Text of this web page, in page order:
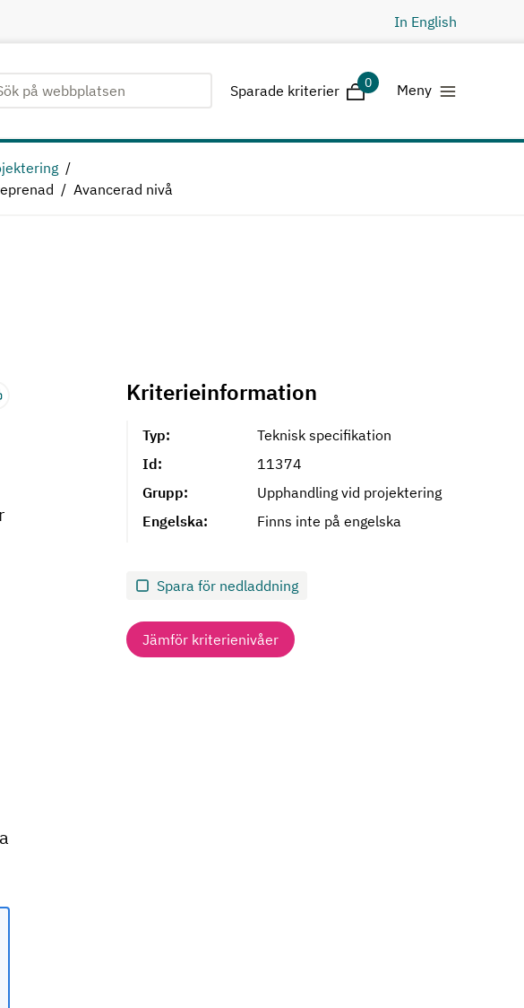
In English
på webbplatsen
sökning Sparade kriterier
Sparade kriterier 0 Meny
Avancerad nivå
Kriterieinformation
Typ:
Teknisk specifikation
Id:
11374
Grupp:
Upphandling vid projektering
Engelska:
Finns inte på engelska
Spara för nedladdning
Jämför kriterienivåer